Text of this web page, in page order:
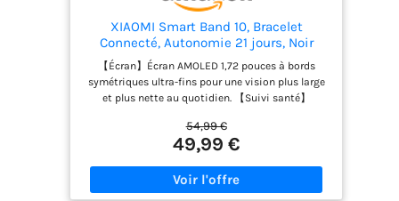
XIAOMI Smart Band 10, Bracelet
Connecté, Autonomie 21 jours, Noir
【Écran】Écran AMOLED 1,72 pouces à bords
symétriques ultra-fins pour une vision plus large
et plus nette au quotidien. 【Suivi santé】
propositions de récupération personnalisées pour
améliorer votre forme. 【Autonomie】Batterie à
limite les recharges répétitives. 【Design】
Différents cadres et bracelets en divers matériaux
54,99 €
49,99 €